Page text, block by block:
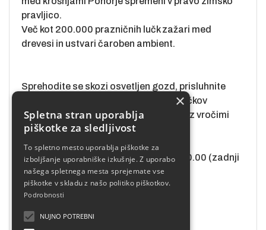
pravljico.
Več kot 200.000 prazničnih lučk zažari med
drevesi in ustvari čaroben ambient.
Sprehodite se skozi osvetljen gozd, prisluhnite
prazničnim melodijam in obiščite Božičkov
nabiralnik, jaslice ter bar Pod stolpom z vročimi
napitki.
Odpiralni čas: vsak dan od 16.00 do 20.00 (zadnji
vstop ob 19.00).
×
Spletna stran uporablja
piškotke za sledljivost
To spletno mesto uporablja piškotke za
izboljšanje uporabniške izkušnje. Z uporabo
našega spletnega mesta sprejemate vse
piškotke v skladu z našo politiko piškotkov.
Podrobnosti
NUJNO POTREBNI